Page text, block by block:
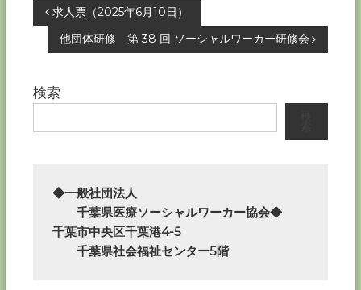
投
稿
ナ
ビ
ー
シ
求人票（2025年6月10日）
他団体研修 第 38 回 ソーシャルワーカー研修会
検索
◆一般社団法人
千葉県医療ソーシャルワーカー協会◆
千葉市中央区千葉港4-5
千葉県社会福祉センター5階